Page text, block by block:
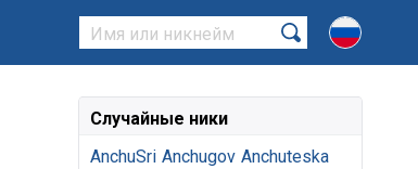
Случайные ники
AnchuSri Anchugov Anchuteska